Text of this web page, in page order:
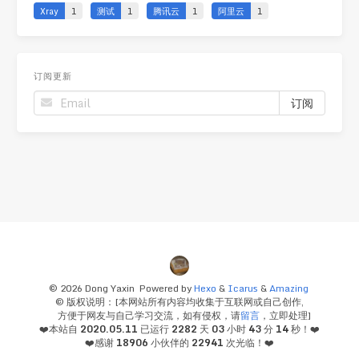
Xray 1 测试 1 腾讯云 1 阿里云 1
订阅更新
© 2026 Dong Yaxin Powered byHexo & Icarus &Amazing
© 版权说明：[本网站所有内容均收集于互联网或自己创作,
方便于网友与自己学习交流，如有侵权，请留言 ，立即处理]
❤️本站自 2020.05.11 已运行 2282 天 03小时 43分 14秒！❤️
❤️感谢 18906 小伙伴的 22941 次光临！❤️